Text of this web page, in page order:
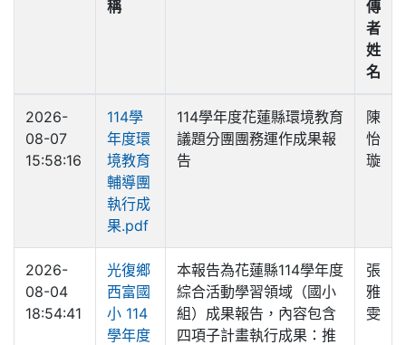
稱
傳
者
姓
名
2026-
08-07
15:58:16
114學
年度環
境教育
輔導團
執行成
果.pdf
114學年度花蓮縣環境教育
議題分團團務運作成果報
告
陳
怡
璇
2026-
08-04
18:54:41
光復鄉
西富國
小 114
學年度
本報告為花蓮縣114學年度
綜合活動學習領域（國小
組）成果報告，內容包含
四項子計畫執行成果：推
張
雅
雯